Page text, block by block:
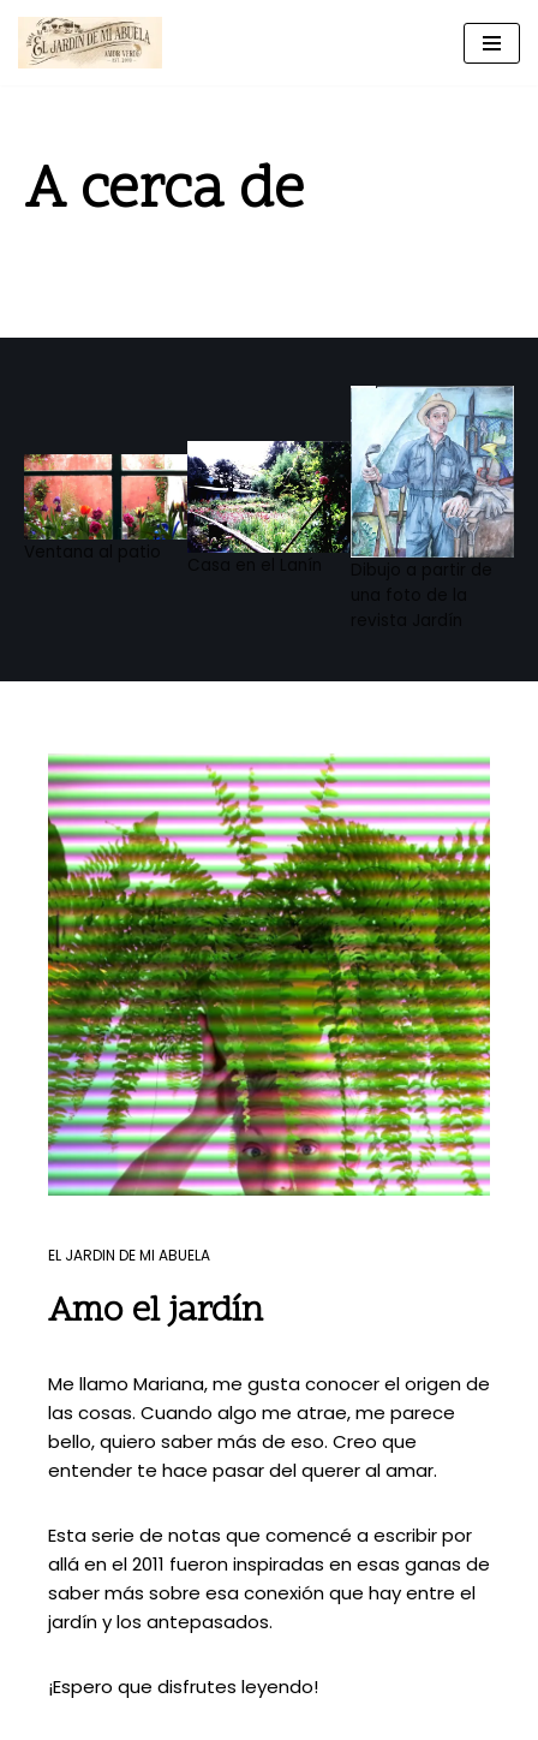
Ir
A cerca de
EL JARDIN DE MI ABUELA
Amo el jardín
Me llamo Mariana, me gusta conocer el origen de
las cosas. Cuando algo me atrae, me parece
bello, quiero saber más de eso. Creo que
entender te hace pasar del querer al amar.
Esta serie de notas que comencé a escribir por
allá en el 2011 fueron inspiradas en esas ganas de
saber más sobre esa conexión que hay entre el
jardín y los antepasados.
¡Espero que disfrutes leyendo!